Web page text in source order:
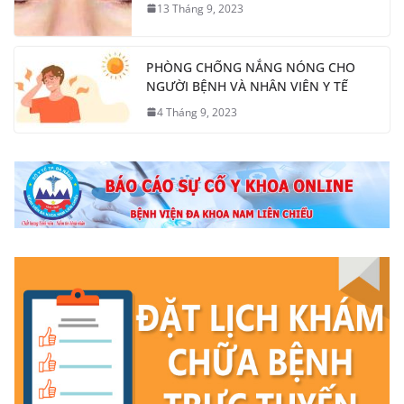
13 Tháng 9, 2023
PHÒNG CHỐNG NẮNG NÓNG CHO
NGƯỜI BỆNH VÀ NHÂN VIÊN Y TẾ
4 Tháng 9, 2023